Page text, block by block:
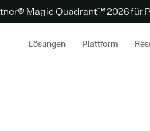
Magic Quadrant™ 2026 für
Lösungen Plattform